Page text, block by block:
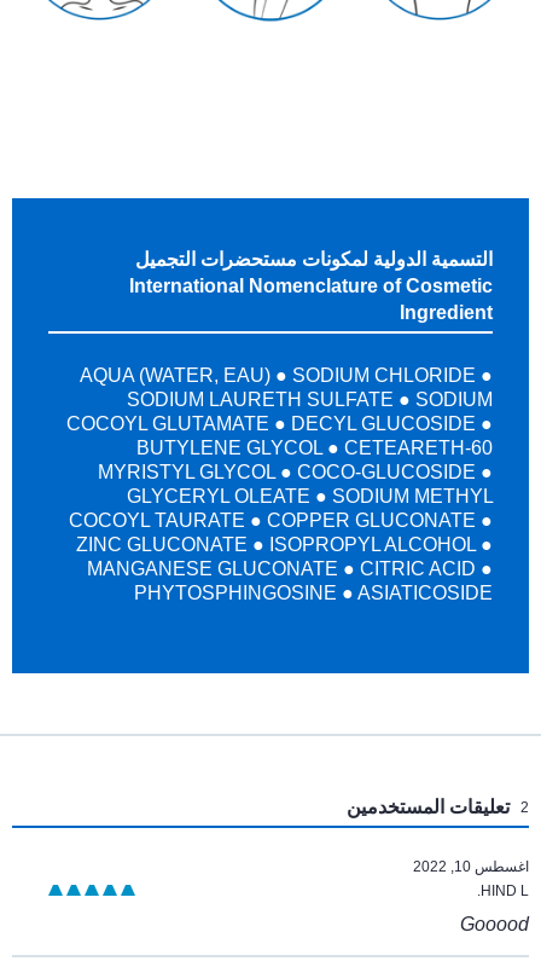
التسمية الدولية لمكونات مستحضرات التجميل
International Nomenclature of Cosmetic
Ingredient
AQUA (WATER, EAU) ● SODIUM CHLORIDE ●
SODIUM LAURETH SULFATE ● SODIUM
COCOYL GLUTAMATE ● DECYL GLUCOSIDE ●
BUTYLENE GLYCOL ● CETEARETH-60
MYRISTYL GLYCOL ● COCO-GLUCOSIDE ●
GLYCERYL OLEATE ● SODIUM METHYL
COCOYL TAURATE ● COPPER GLUCONATE ●
ZINC GLUCONATE ● ISOPROPYL ALCOHOL ●
MANGANESE GLUCONATE ● CITRIC ACID ●
PHYTOSPHINGOSINE ● ASIATICOSIDE
تعليقات المستخدمين 2
HIND L.
اغسطس 10, 2022
Gooood